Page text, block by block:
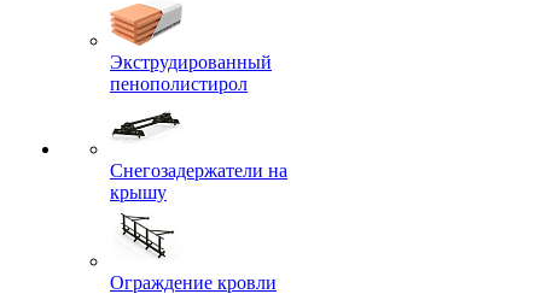
Экструдированный
пенополистирол
Снегозадержатели на
крышу
Ограждение кровли